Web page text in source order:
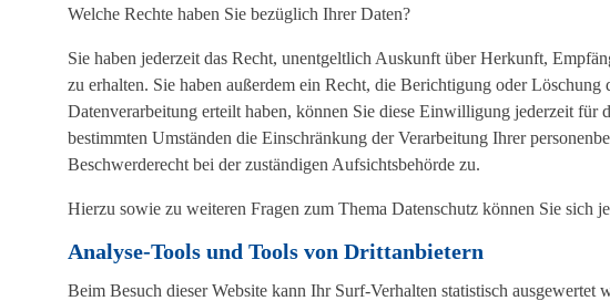
Welche Rechte haben Sie bezüglich Ihrer Daten?
Sie haben jederzeit das Recht, unentgeltlich Auskunft über Herkunft,
zu erhalten. Sie haben außerdem ein Recht, die Berichtigung oder
Datenverarbeitung erteilt haben, können Sie diese Einwilligung jederzeit
bestimmten Umständen die Einschränkung der Verarbeitung Ihrer
Beschwerderecht bei der zuständigen Aufsichtsbehörde zu.
Hierzu sowie zu weiteren Fragen zum Thema Datenschutz können Sie sich
Analyse-Tools und Tools von Dritt­anbietern
Beim Besuch dieser Website kann Ihr Surf-Verhalten statistisch ausgewertet